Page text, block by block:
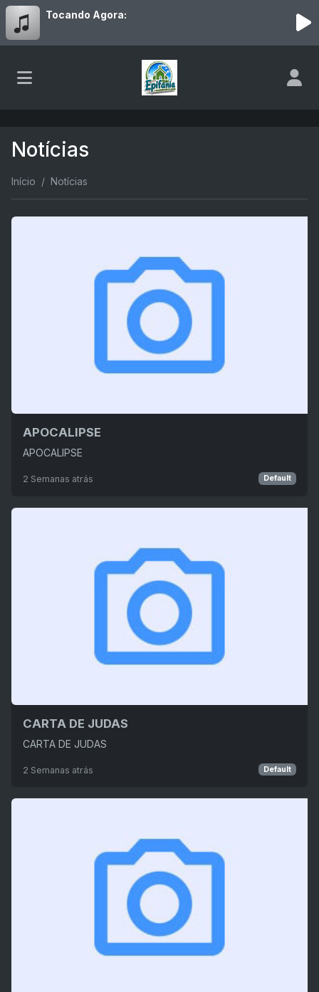
Tocando Agora:
Notícias
Início Notícias
APOCALIPSE
APOCALIPSE
2 Semanas atrás Default
CARTA DE JUDAS
CARTA DE JUDAS
2 Semanas atrás Default